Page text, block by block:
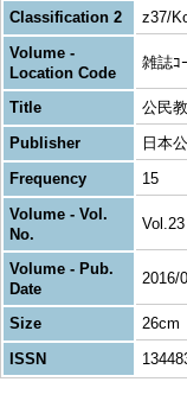
Classification 2
z37/
Volume -
Location Code
雑誌ｺ
Title
公民
Publisher
日本
Frequency
15
Volume - Vol.
No.
Volume - Pub.
Date
2016/
Size
26cm
ISSN